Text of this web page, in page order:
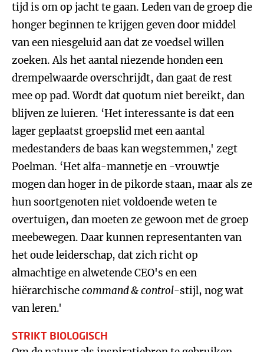
tijd is om op jacht te gaan. Leden van de groep die
honger beginnen te krijgen geven door middel
van een niesgeluid aan dat ze voedsel willen
zoeken. Als het aantal niezende honden een
drempelwaarde overschrijdt, dan gaat de rest
mee op pad. Wordt dat quotum niet bereikt, dan
blijven ze luieren. ‘Het interessante is dat een
lager geplaatst groepslid met een aantal
medestanders de baas kan wegstemmen,' zegt
Poelman. ‘Het alfa-mannetje en -vrouwtje
mogen dan hoger in de pikorde staan, maar als ze
hun soortgenoten niet voldoende weten te
overtuigen, dan moeten ze gewoon met de groep
meebewegen. Daar kunnen representanten van
het oude leiderschap, dat zich richt op
almachtige en alwetende CEO's en een
hiërarchischecommand & control-stijl, nog wat
van leren.'
STRIKT BIOLOGISCH